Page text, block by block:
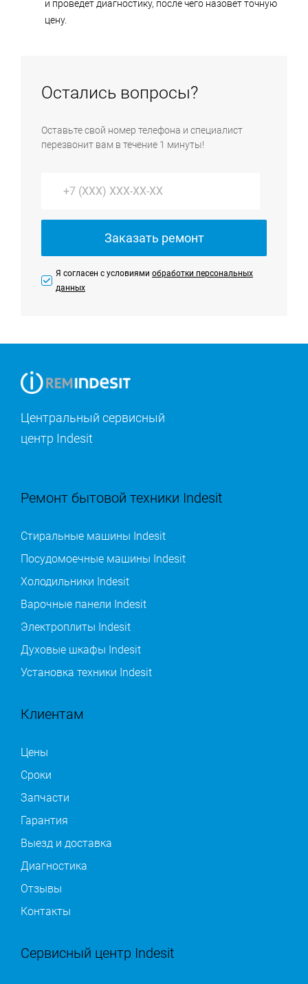
и проведет диагностику, после чего назовет точную
цену.
Остались вопросы?
Оставьте свой номер телефона и специалист
перезвонит вам в течение 1 минуты!
Заказать ремонт
Я согласен с условиями обработки персональных
данных
Центральный сервисный
центр Indesit
Ремонт бытовой техники Indesit
Стиральные машины Indesit
Посудомоечные машины Indesit
Холодильники Indesit
Варочные панели Indesit
Электроплиты Indesit
Духовые шкафы Indesit
Установка техники Indesit
Клиентам
Цены
Сроки
Запчасти
Гарантия
Выезд и доставка
Диагностика
Отзывы
Контакты
Сервисный центр Indesit